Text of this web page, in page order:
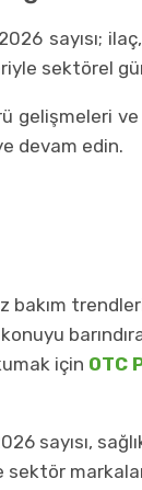
sayısı;
sektörel
gelişmeleri
devam edin.
bakım
için OTC
sayısı,